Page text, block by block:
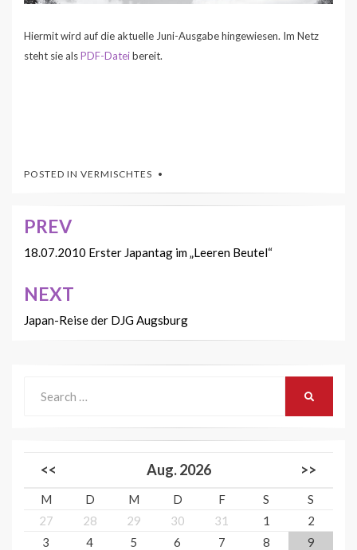
Hiermit wird auf die aktuelle Juni-Ausgabe hingewiesen. Im Netz
steht sie alsPDF-Dateibereit.
POSTED IN VERMISCHTES
Beitrags-
Navigation
PREV
18.07.2010 Erster Japantag im „Leeren Beutel“
NEXT
Japan-Reise der DJG Augsburg
for:
<< Aug. 2026 >>
M D M D F S
S
27
28 29 30 31 1
2
3
4 5 6 7 8
9